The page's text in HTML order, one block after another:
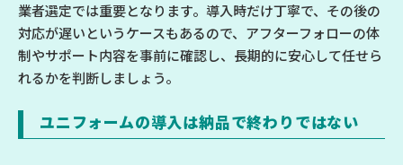
業者選定では重要となります。導入時だけ丁寧で、その後の
対応が遅いというケースもあるので、アフターフォローの体
制やサポート内容を事前に確認し、長期的に安心して任せら
れるかを判断しましょう。
ユニフォームの導入は納品で終わりではない